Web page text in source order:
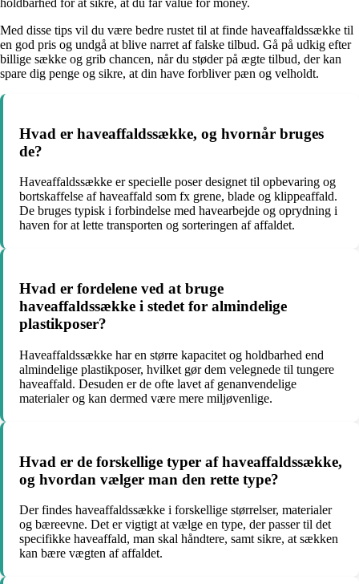
holdbarhed for at sikre, at du får value for money.
Med disse tips vil du være bedre rustet til at finde haveaffaldssække til
en god pris og undgå at blive narret af falske tilbud. Gå på udkig efter
billige sække og grib chancen, når du støder på ægte tilbud, der kan
spare dig penge og sikre, at din have forbliver pæn og velholdt.
Hvad er haveaffaldssække, og hvornår bruges
de?
Haveaffaldssække er specielle poser designet til opbevaring og
bortskaffelse af haveaffald som fx grene, blade og klippeaffald.
De bruges typisk i forbindelse med havearbejde og oprydning i
haven for at lette transporten og sorteringen af affaldet.
Hvad er fordelene ved at bruge
haveaffaldssække i stedet for almindelige
plastikposer?
Haveaffaldssække har en større kapacitet og holdbarhed end
almindelige plastikposer, hvilket gør dem velegnede til tungere
haveaffald. Desuden er de ofte lavet af genanvendelige
materialer og kan dermed være mere miljøvenlige.
Hvad er de forskellige typer af haveaffaldssække,
og hvordan vælger man den rette type?
Der findes haveaffaldssække i forskellige størrelser, materialer
og bæreevne. Det er vigtigt at vælge en type, der passer til det
specifikke haveaffald, man skal håndtere, samt sikre, at sækken
kan bære vægten af affaldet.